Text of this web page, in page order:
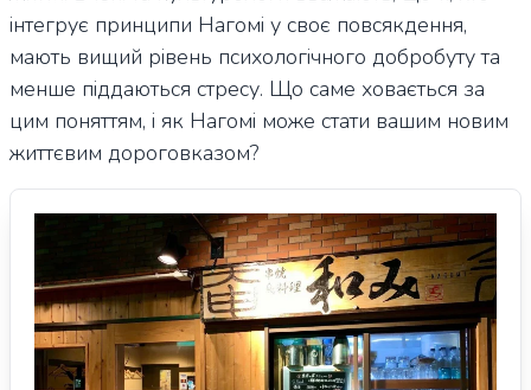
інтегрує принципи Нагомі у своє повсякдення,
мають вищий рівень психологічного добробуту та
менше піддаються стресу. Що саме ховається за
цим поняттям, і як Нагомі може стати вашим новим
життєвим дороговказом?